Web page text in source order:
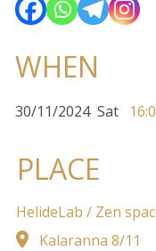
WHEN
30/11/2024 Sat
PLACE
HelideLab / Zen
Kalaranna 8/11